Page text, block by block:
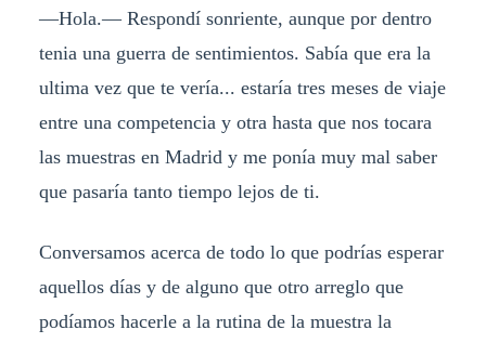
—Hola.— Respondí sonriente, aunque por dentro
tenia una guerra de sentimientos. Sabía que era la
ultima vez que te vería... estaría tres meses de viaje
entre una competencia y otra hasta que nos tocara
las muestras en Madrid y me ponía muy mal saber
que pasaría tanto tiempo lejos de ti.
Conversamos acerca de todo lo que podrías esperar
aquellos días y de alguno que otro arreglo que
podíamos hacerle a la rutina de la muestra la